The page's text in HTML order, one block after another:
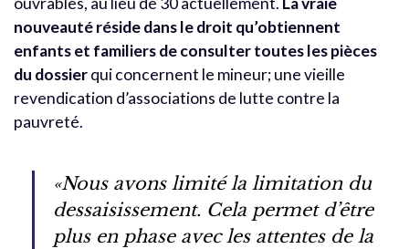
nouveauté réside dans le droit qu’obtiennent
enfants et familiers de consulter toutes les pièces
du dossierqui concernent le mineur; une vieille
revendication d’associations de lutte contre la
pauvreté.
«Nous avons limité la limitation du
dessaisissement. Cela permet d’être
plus en phase avec les attentes de la